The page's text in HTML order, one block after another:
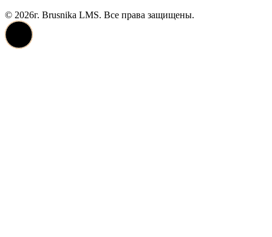
© 2026г. Brusnika LMS. Все права защищены.